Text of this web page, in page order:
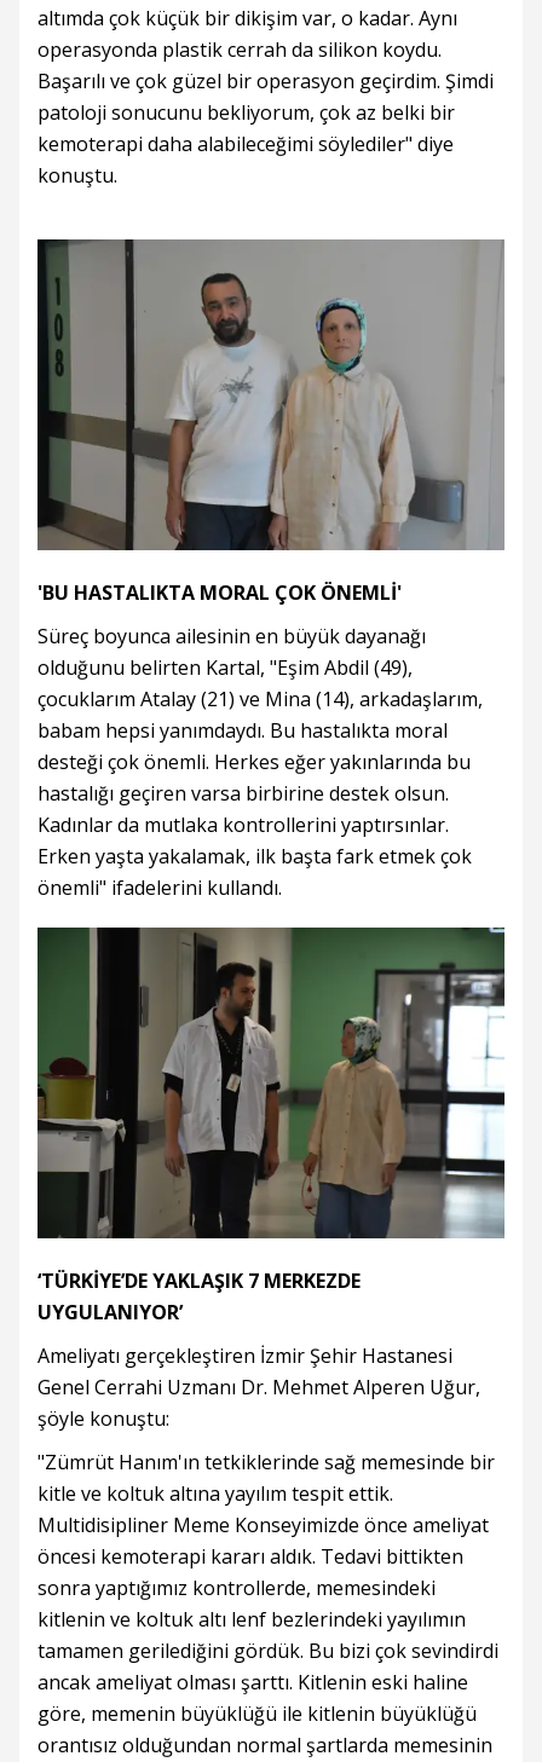
altımda çok küçük bir dikişim var, o kadar. Aynı
operasyonda plastik cerrah da silikon koydu.
Başarılı ve çok güzel bir operasyon geçirdim. Şimdi
patoloji sonucunu bekliyorum, çok az belki bir
kemoterapi daha alabileceğimi söylediler" diye
konuştu.
'BU HASTALIKTA MORAL ÇOK ÖNEMLİ'
Süreç boyunca ailesinin en büyük dayanağı
olduğunu belirten Kartal, "Eşim Abdil (49),
çocuklarım Atalay (21) ve Mina (14), arkadaşlarım,
babam hepsi yanımdaydı. Bu hastalıkta moral
desteği çok önemli. Herkes eğer yakınlarında bu
hastalığı geçiren varsa birbirine destek olsun.
Kadınlar da mutlaka kontrollerini yaptırsınlar.
Erken yaşta yakalamak, ilk başta fark etmek çok
önemli" ifadelerini kullandı.
‘TÜRKİYE’DE YAKLAŞIK 7 MERKEZDE
UYGULANIYOR’
Ameliyatı gerçekleştiren İzmir Şehir Hastanesi
Genel Cerrahi Uzmanı Dr. Mehmet Alperen Uğur,
şöyle konuştu:
"Zümrüt Hanım'ın tetkiklerinde sağ memesinde bir
kitle ve koltuk altına yayılım tespit ettik.
Multidisipliner Meme Konseyimizde önce ameliyat
öncesi kemoterapi kararı aldık. Tedavi bittikten
sonra yaptığımız kontrollerde, memesindeki
kitlenin ve koltuk altı lenf bezlerindeki yayılımın
tamamen gerilediğini gördük. Bu bizi çok sevindirdi
ancak ameliyat olması şarttı. Kitlenin eski haline
göre, memenin büyüklüğü ile kitlenin büyüklüğü
orantısız olduğundan normal şartlarda memesinin